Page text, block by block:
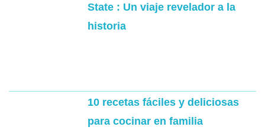
State : Un viaje revelador a la
historia
10 recetas fáciles y deliciosas
para cocinar en familia